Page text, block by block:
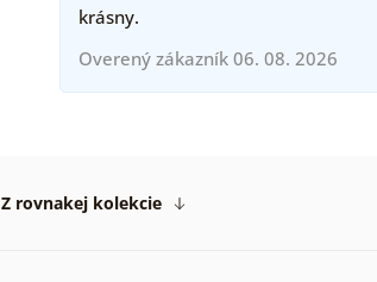
krásny.
Overený zákazník 06. 08. 2026
Z rovnakej kolekcie